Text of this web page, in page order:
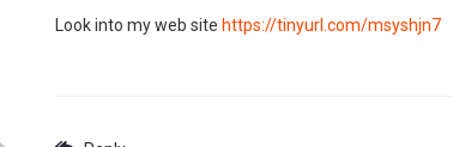
Look into my web site https://tinyurl.com/msyshjn7